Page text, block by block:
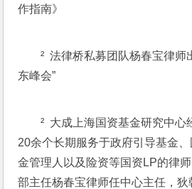
作指南》
²  法律桥私募团队杨春宝律师
东峰会”
²  大成上海国资基金研究中
20余个长期服务于政府引导基金
金管理人以及险资等国资LP的律
部主任杨春宝律师任中心主任，